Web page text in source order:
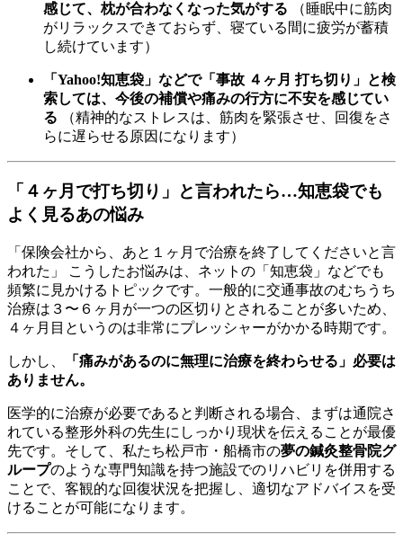
感じて、枕が合わなくなった気がする （睡眠中に筋肉
がリラックスできておらず、寝ている間に疲労が蓄積
し続けています）
「Yahoo!知恵袋」などで「事故 ４ヶ月 打ち切り」と検
索しては、今後の補償や痛みの行方に不安を感じてい
る （精神的なストレスは、筋肉を緊張させ、回復をさ
らに遅らせる原因になります）
「４ヶ月で打ち切り」と言われたら…知恵袋でも
よく見るあの悩み
「保険会社から、あと１ヶ月で治療を終了してくださいと言
われた」 こうしたお悩みは、ネットの「知恵袋」などでも
頻繁に見かけるトピックです。一般的に交通事故のむちうち
治療は３〜６ヶ月が一つの区切りとされることが多いため、
４ヶ月目というのは非常にプレッシャーがかかる時期です。
しかし、
「痛みがあるのに無理に治療を終わらせる」必要は
ありません。
医学的に治療が必要であると判断される場合、まずは通院さ
れている整形外科の先生にしっかり現状を伝えることが最優
先です。そして、私たち松戸市・船橋市の夢の鍼灸整骨院グ
ループのような専門知識を持つ施設でのリハビリを併用する
ことで、客観的な回復状況を把握し、適切なアドバイスを受
けることが可能になります。